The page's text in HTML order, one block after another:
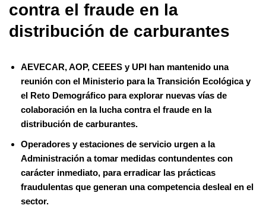
contra el fraude en la
distribución de carburantes
AEVECAR, AOP, CEEES y UPI han mantenido una
reunión con el Ministerio para la Transición Ecológica y
el Reto Demográfico para explorar nuevas vías de
colaboración en la lucha contra el fraude en la
distribución de carburantes.
Operadores y estaciones de servicio urgen a la
Administración a tomar medidas contundentes con
carácter inmediato, para erradicar las prácticas
fraudulentas que generan una competencia desleal en el
sector.